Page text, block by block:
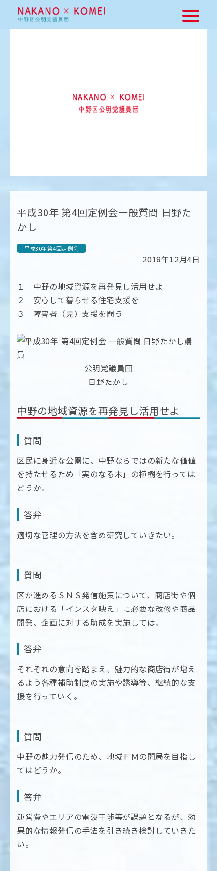
平成30年 第4回定例会一般質問 日野た
かし
平成30年第4回定例会
2018年12月4日
１ 中野の地域資源を再発見し活用せよ
２ 安心して暮らせる住宅支援を
３ 障害者（児）支援を問う
公明党議員団
日野たかし
中野の地域資源を再発見し活用せよ
質問
区民に身近な公園に、中野ならではの新たな価値
を持たせるため「実のなる木」の植樹を行っては
どうか。
答弁
適切な管理の方法を含め研究していきたい。
質問
区が進めるＳＮＳ発信施策について、商店街や個
店における「インスタ映え」に必要な改修や商品
開発、企画に対する助成を実施しては。
答弁
それぞれの意向を踏まえ、魅力的な商店街が増え
るよう各種補助制度の実施や誘導等、継続的な支
援を行っていく。
質問
中野の魅力発信のため、地域ＦＭの開局を目指し
てはどうか。
答弁
運営費やエリアの電波干渉等が課題となるが、効
果的な情報発信の手法を引き続き検討していきた
い。